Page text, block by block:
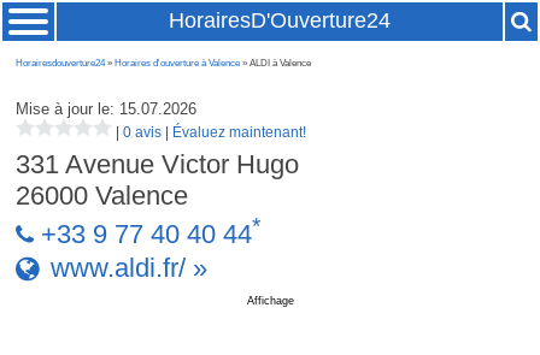
HorairesD'Ouverture24
Horairesdouverture24» Horaires d'ouverture à Valence » ALDI à Valence
Mise à jour le: 15.07.2026
|0 avis Évaluez maintenant!
331 Avenue Victor Hugo
26000Valence
+33 9 77 40 40 44*
www.aldi.fr/ »
Affichage